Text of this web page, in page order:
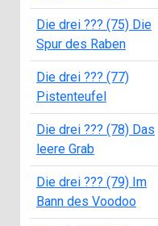
Die drei ??? (75) Die
Spur des Raben
Die drei ??? (77)
Pistenteufel
Die drei ??? (78) Das
leere Grab
Die drei ??? (79) Im
Bann des Voodoo